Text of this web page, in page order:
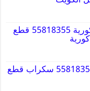
قطع غيار سيارات كورية 55818355 قطع
قطع غيار كاديلاك 55818355 سكراب قطع